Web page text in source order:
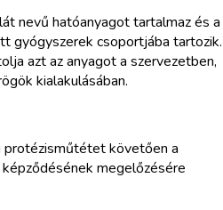
nevű hatóanyagot tartalmaz és a
gyógyszerek csoportjába tartozik.
azt az anyagot a szervezetben,
kialakulásában.
protézisműtétet követően a
megelőzésére